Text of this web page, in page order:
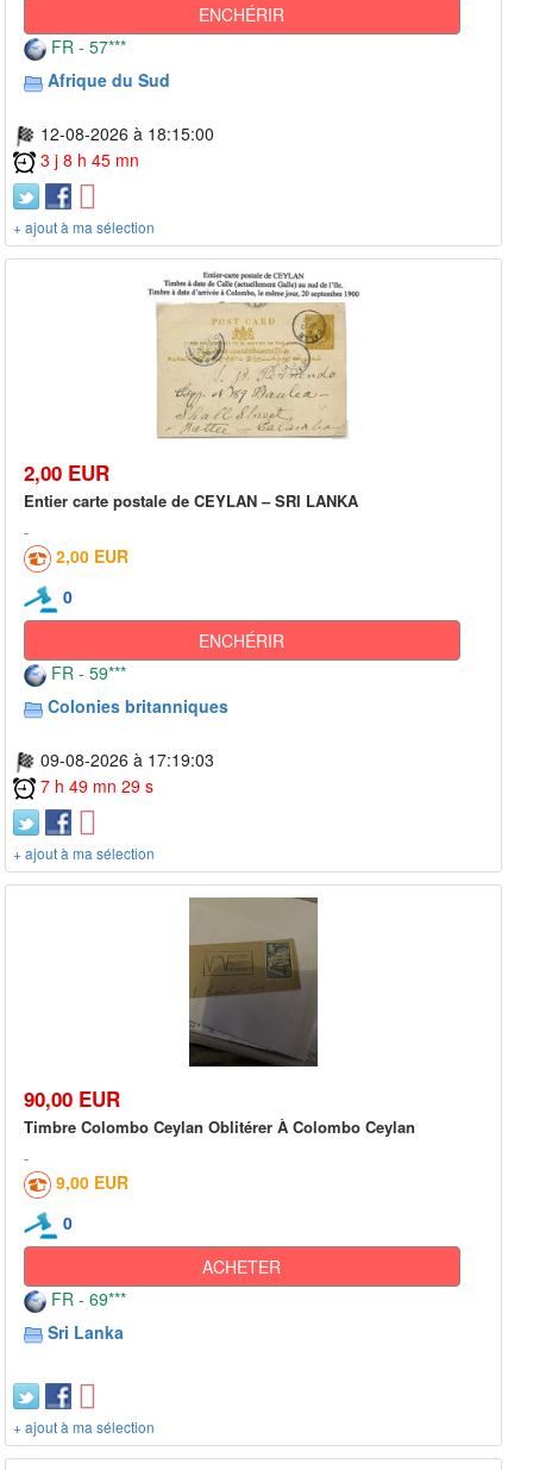
ENCHÉRIR
FR - 57***
Afrique du Sud
12-08-2026 à 18:15:00
3 j 8 h 45 mn
+ ajout à ma sélection
2,00 EUR
Entier carte postale de CEYLAN – SRI LANKA
2,00 EUR
0
ENCHÉRIR
FR - 59***
Colonies britanniques
09-08-2026 à 17:19:03
7 h 49 mn 29 s
+ ajout à ma sélection
90,00 EUR
Timbre Colombo Ceylan Oblitérer À Colombo Ceylan
9,00 EUR
0
ACHETER
FR - 69***
Sri Lanka
+ ajout à ma sélection